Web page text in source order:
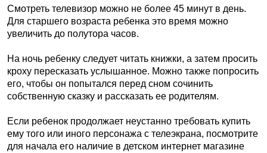
Смотреть телевизор можно не более 45 минут в день.
Для старшего возраста ребенка это время можно
увеличить до полутора часов.
На ночь ребенку следует читать книжки, а затем просить
кроху пересказать услышанное. Можно также попросить
его, чтобы он попытался перед сном сочинить
собственную сказку и рассказать ее родителям.
Если ребенок продолжает неустанно требовать купить
ему того или иного персонажа с телеэкрана, посмотрите
для начала его наличие в детском интернет магазине